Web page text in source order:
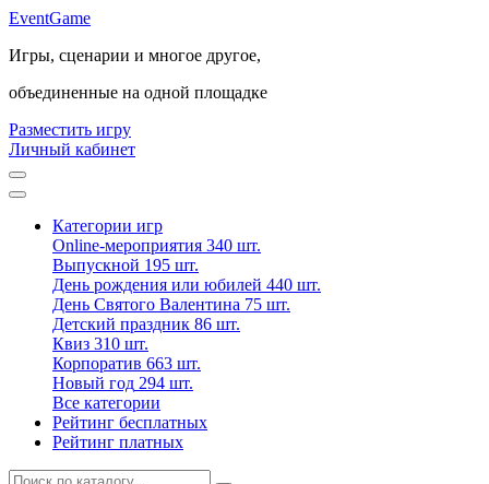
EventGame
Игры, сценарии и многое другое,
объединенные на одной площадке
Разместить игру
Личный кабинет
Категории игр
Online-мероприятия 340 шт.
Выпускной 195 шт.
День рождения или юбилей 440 шт.
День Святого Валентина 75 шт.
Детский праздник 86 шт.
Квиз 310 шт.
Корпоратив 663 шт.
Новый год 294 шт.
Все категории
Рейтинг бесплатных
Рейтинг платных